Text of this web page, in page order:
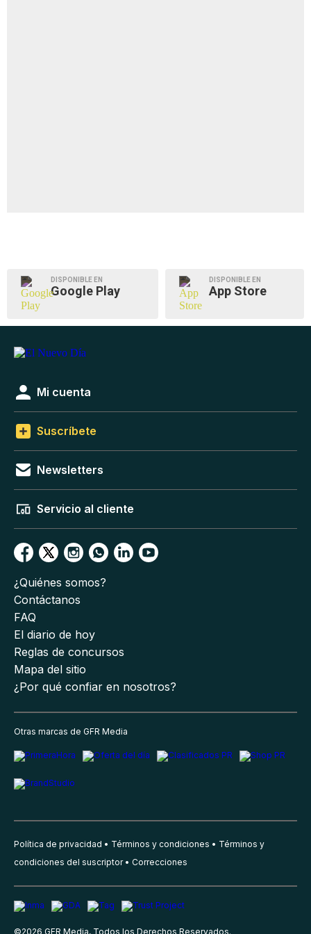
DISPONIBLE EN
Google Play
DISPONIBLE EN
App Store
Mi cuenta
Suscríbete
Newsletters
Servicio al cliente
¿Quiénes somos?
Contáctanos
FAQ
El diario de hoy
Reglas de concursos
Mapa del sitio
¿Por qué confiar en nosotros?
Otras marcas de GFR Media
Política de privacidad Términos y condiciones
Términos y
condiciones del suscriptor
Correcciones
©2026 GFR Media, Todos los Derechos Reservados.